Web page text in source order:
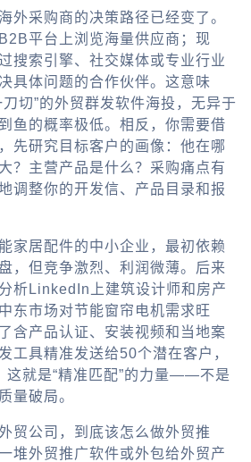
外采购商的决策路径已经变了。
平台上浏览海量供应商；现
搜索引擎、社交媒体或专业行业
具体问题的合作伙伴。这意味
切”的外贸群发软件海投，无异于
的概率极低。相反，你需要借
先研究目标客户的画像：他在哪
？主营产品是什么？采购痛点有
调整你的开发信、产品目录和报
家居配件的中小企业，最初依赖
，但竞争激烈、利润微薄。后来
析LinkedIn上建筑设计师和房产
东市场对节能窗帘电机需求旺
含产品认证、安装视频和当地案
工具精准发送给50个潜在客户，
这就是“精准匹配”的力量——不是
量破局。
贸公司，到底该怎么做外贸推
堆外贸推广软件或外包给外贸产